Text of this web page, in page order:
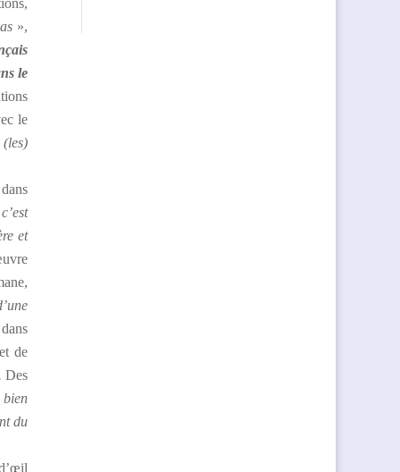
»,
le
le
et
de
Des
du